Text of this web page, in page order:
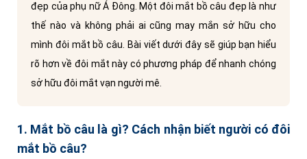
đẹp của phụ nữ Á Đông. Một đôi mắt bồ câu đẹp là như
thế nào và không phải ai cũng may mắn sở hữu cho
mình đôi mắt bồ câu. Bài viết dưới đây sẽ giúp bạn hiểu
rõ hơn về đôi mắt này có phương pháp để nhanh chóng
sở hữu đôi mắt vạn người mê.
1. Mắt bồ câu là gì? Cách nhận biết người có đôi
mắt bồ câu?